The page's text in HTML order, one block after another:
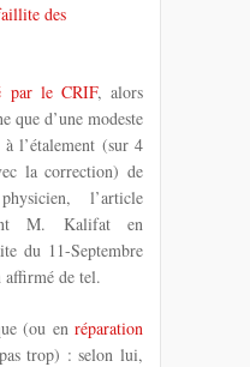
des
par le CRIF, alors
que d’une modeste
l’étalement (sur 4
la correction) de
l’article
M. Kalifat en
du 11-Septembre
affirmé de tel.
(ou enréparation
trop) : selon lui,